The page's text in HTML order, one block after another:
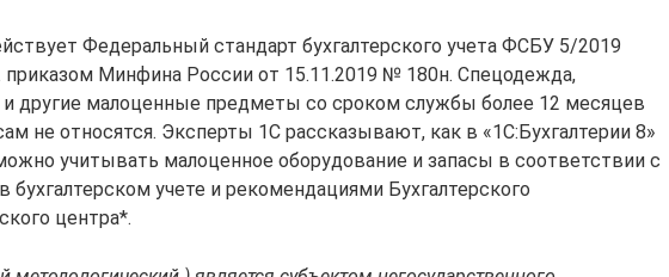
Федеральный стандарт бухгалтерского учета ФСБУ 5/2019
приказом Минфина России от 15.11.2019 № 180н. Спецодежда,
и другие малоценные предметы со сроком службы более 12 месяцев
не относятся. Эксперты 1С рассказывают, как в «1С:Бухгалтерии 8»
учитывать малоценное оборудование и запасы в соответствии с
бухгалтерском учете и рекомендациями Бухгалтерского
центра*.